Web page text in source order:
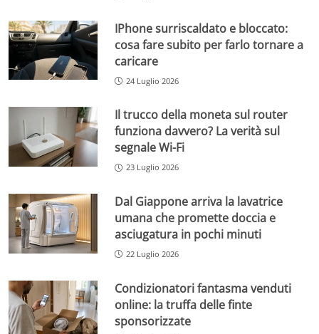
IPhone surriscaldato e bloccato:
cosa fare subito per farlo tornare a
caricare
24 Luglio 2026
Il trucco della moneta sul router
funziona davvero? La verità sul
segnale Wi-Fi
23 Luglio 2026
Dal Giappone arriva la lavatrice
umana che promette doccia e
asciugatura in pochi minuti
22 Luglio 2026
Condizionatori fantasma venduti
online: la truffa delle finte
sponsorizzate